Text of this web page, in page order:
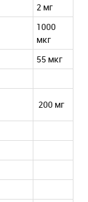
2 мг
1000
мкг
55 мкг
200 мг